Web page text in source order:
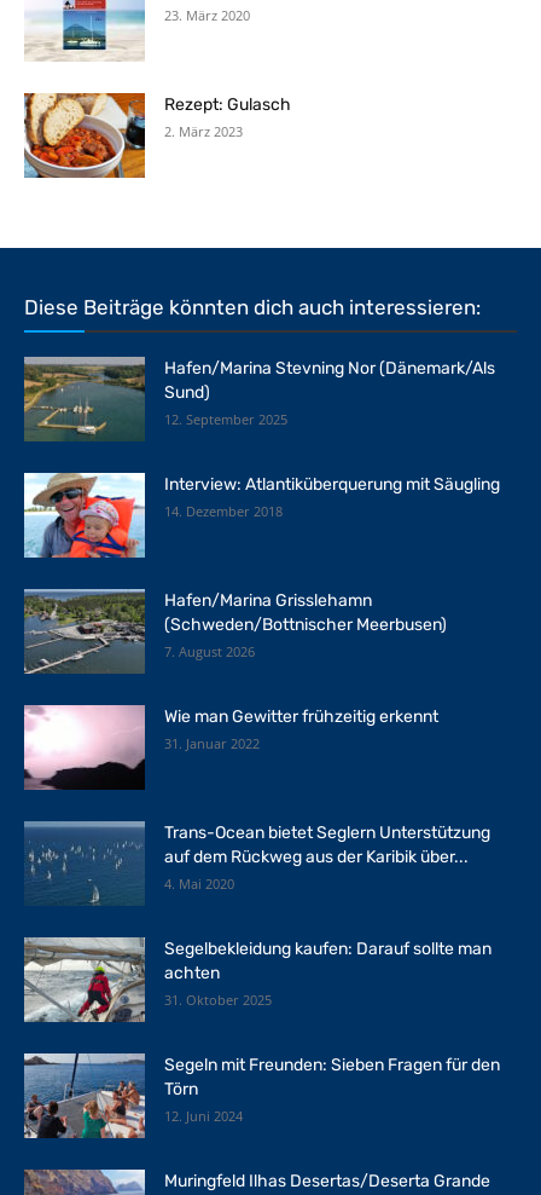
23. März 2020
Rezept: Gulasch
2. März 2023
Diese Beiträge könnten dich auch interessieren:
Hafen/Marina Stevning Nor (Dänemark/Als
Sund)
12. September 2025
Interview: Atlantiküberquerung mit Säugling
14. Dezember 2018
Hafen/Marina Grisslehamn
(Schweden/Bottnischer Meerbusen)
7. August 2026
Wie man Gewitter frühzeitig erkennt
31. Januar 2022
Trans-Ocean bietet Seglern Unterstützung
auf dem Rückweg aus der Karibik über...
4. Mai 2020
Segelbekleidung kaufen: Darauf sollte man
achten
31. Oktober 2025
Segeln mit Freunden: Sieben Fragen für den
Törn
12. Juni 2024
Muringfeld Ilhas Desertas/Deserta Grande